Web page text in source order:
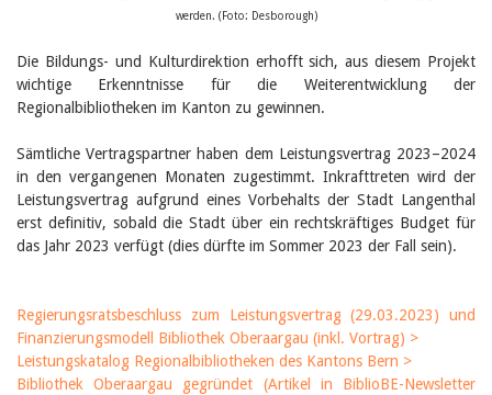
werden. (Foto: Desborough)
Die Bildungs- und Kulturdirektion erhofft sich, aus diesem Projekt
wichtige Erkenntnisse für die Weiterentwicklung der
Regionalbibliotheken im Kanton zu gewinnen.
Sämtliche Vertragspartner haben dem Leistungsvertrag 2023–2024
in den vergangenen Monaten zugestimmt. Inkrafttreten wird der
Leistungsvertrag aufgrund eines Vorbehalts der Stadt Langenthal
erst definitiv, sobald die Stadt über ein rechtskräftiges Budget für
das Jahr 2023 verfügt (dies dürfte im Sommer 2023 der Fall sein).
Regierungsratsbeschluss zum Leistungsvertrag (29.03.2023) und
Finanzierungsmodell Bibliothek Oberaargau (inkl. Vortrag) >
Leistungskatalog Regionalbibliotheken des Kantons Bern >
Bibliothek Oberaargau gegründet (Artikel in BiblioBE-Newsletter